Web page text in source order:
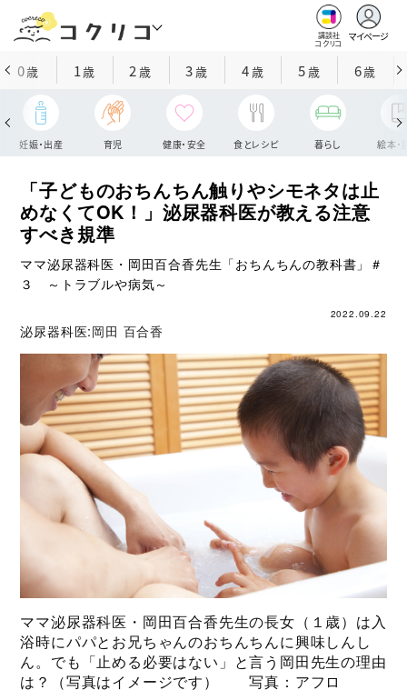
講談社
コクリコ
マイページ
0歳 1歳 2 歳 3歳 4歳 5歳 6歳
妊娠・出産 育児 健康・安全 食とレシピ 暮らし 絵本・
「子どものおちんちん触りやシモネタは止
めなくてOK！」泌尿器科医が教える注意
すべき規準
ママ泌尿器科医・岡田百合香先生「おちんちんの教科書」＃
３ ～トラブルや病気～
2022.09.22
泌尿器科医:岡田 百合香
ママ泌尿器科医・岡田百合香先生の長女（１歳）は入
浴時にパパとお兄ちゃんのおちんちんに興味しんし
ん。でも「止める必要はない」と言う岡田先生の理由
は？（写真はイメージです） 写真：アフロ